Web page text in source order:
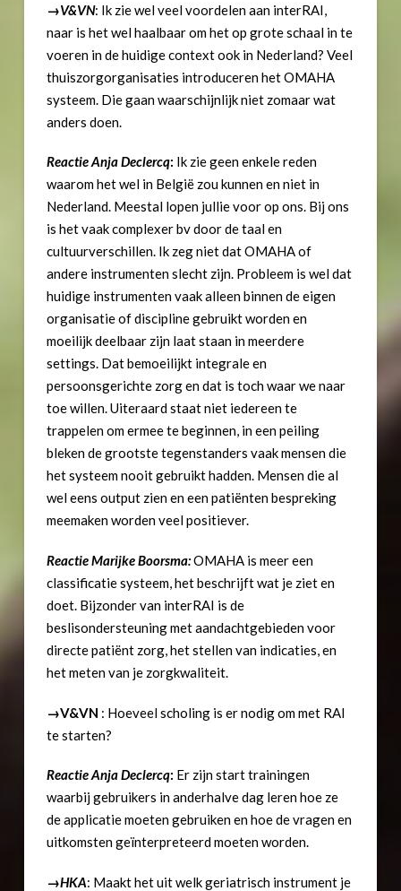
→V&VN: Ik zie wel veel voordelen aan interRAI,
naar is het wel haalbaar om het op grote schaal in te
voeren in de huidige context ook in Nederland? Veel
thuiszorgorganisaties introduceren het OMAHA
systeem. Die gaan waarschijnlijk niet zomaar wat
anders doen.
Reactie Anja Declercq: Ik zie geen enkele reden
waarom het wel in België zou kunnen en niet in
Nederland. Meestal lopen jullie voor op ons. Bij ons
is het vaak complexer bv door de taal en
cultuurverschillen. Ik zeg niet dat OMAHA of
andere instrumenten slecht zijn. Probleem is wel dat
huidige instrumenten vaak alleen binnen de eigen
organisatie of discipline gebruikt worden en
moeilijk deelbaar zijn laat staan in meerdere
settings. Dat bemoeilijkt integrale en
persoonsgerichte zorg en dat is toch waar we naar
toe willen. Uiteraard staat niet iedereen te
trappelen om ermee te beginnen, in een peiling
bleken de grootste tegenstanders vaak mensen die
het systeem nooit gebruikt hadden. Mensen die al
wel eens output zien en een patiënten bespreking
meemaken worden veel positiever.
Reactie Marijke Boorsma:OMAHA is meer een
classificatie systeem, het beschrijft wat je ziet en
doet. Bijzonder van interRAI is de
beslisondersteuning met aandachtgebieden voor
directe patiënt zorg, het stellen van indicaties, en
het meten van je zorgkwaliteit.
→V&VN : Hoeveel scholing is er nodig om met RAI
te starten?
Reactie Anja Declercq: Er zijn start trainingen
waarbij gebruikers in anderhalve dag leren hoe ze
de applicatie moeten gebruiken en hoe de vragen en
uitkomsten geïnterpreteerd moeten worden.
→HKA: Maakt het uit welk geriatrisch instrument je